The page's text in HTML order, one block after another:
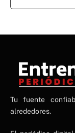
NE
NEWS ELEMENTOR
Tu fuente
alrededores.